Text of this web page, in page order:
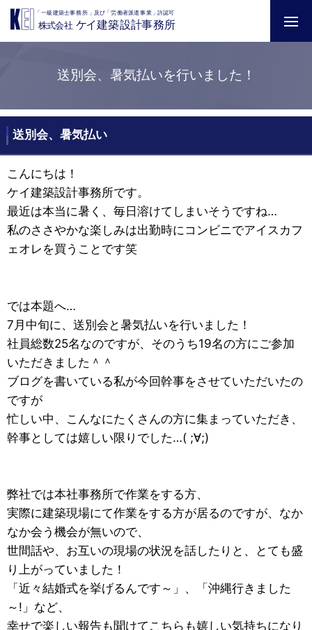
送別会、暑気払いを行いました！
送別会、暑気払い
こんにちは！
ケイ建築設計事務所です。
最近は本当に暑く、毎日溶けてしまいそうですね…
私のささやかな楽しみは出勤時にコンビニでアイスカフ
ェオレを買うことです笑
では本題へ…
7月中旬に、送別会と暑気払いを行いました！
社員総数25名なのですが、そのうち19名の方にご参加
いただきました＾＾
ブログを書いている私が今回幹事をさせていただいたの
ですが
忙しい中、こんなにたくさんの方に集まっていただき、
幹事としては嬉しい限りでした…( ;∀;)
弊社では本社事務所で作業をする方、
実際に建築現場にて作業をする方が居るのですが、なか
なか会う機会が無いので、
世間話や、お互いの現場の状況を話したりと、とても盛
り上がっていました！
「近々結婚式を挙げるんです～」、「沖縄行きました
～!」など、
幸せで楽しい報告も聞けてこちらも嬉しい気持ちになり